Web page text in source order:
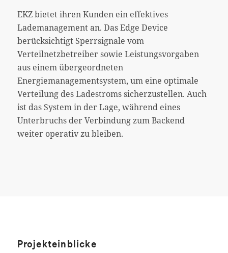
EKZ bietet ihren Kunden ein effektives
Lademanagement an. Das Edge Device
berücksichtigt Sperrsignale vom
Verteilnetzbetreiber sowie Leistungsvorgaben
aus einem übergeordneten
Energiemanagementsystem, um eine optimale
Verteilung des Ladestroms sicherzustellen. Auch
ist das System in der Lage, während eines
Unterbruchs der Verbindung zum Backend
weiter operativ zu bleiben.
Projekteinblicke